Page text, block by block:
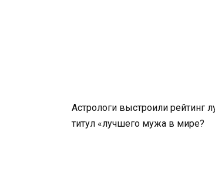
Астрологи выстроили рейтинг
титул «лучшего мужа в мире?